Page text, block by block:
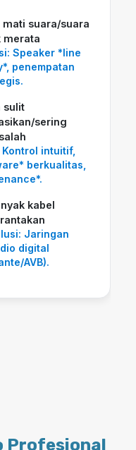
mati suara/suara
merata
Speaker *line
penempatan
sulit
sering
intuitif,
berkualitas,
kabel
Jaringan
digital
AVB).
Profesional